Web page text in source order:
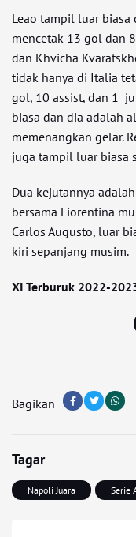
Leao tampil luar
mencetak 13 gol dan
dan Khvicha
tidak hanya di Italia
gol, 10 assist, dan 1
biasa dan dia adalah
memenangkan gelar.
juga tampil luar biasa
Dua kejutannya
bersama Fiorentina
Carlos Augusto, luar
kiri sepanjang musim.
XI Terburuk 2022-
Bagikan
Tagar
Napoli Juara Serie